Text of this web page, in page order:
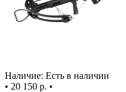
Наличие: Есть в наличии
• 20 150 р. •